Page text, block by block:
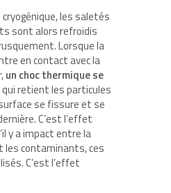
les saletés
sont alors refroidis
Lorsque la
en contact avec la
un choc thermique se
qui retient les particules
se fissure et se
C’est l’effet
y a impact entre la
les contaminants, ces
C’est l’effet